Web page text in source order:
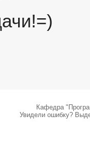
Кафедра
Увидели ошибку?